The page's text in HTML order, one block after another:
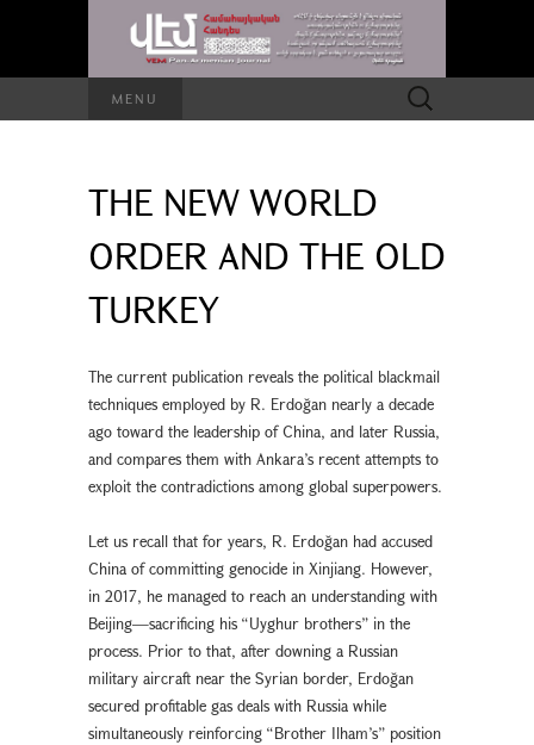
MENU
Search
for:
THE NEW WORLD
ORDER AND THE OLD
TURKEY
The current publication reveals the political blackmail
techniques employed by R. Erdoğan nearly a decade
ago toward the leadership of China, and later Russia,
and compares them with Ankara’s recent attempts to
exploit the contradictions among global superpowers.
Let us recall that for years, R. Erdoğan had accused
China of committing genocide in Xinjiang. However,
in 2017, he managed to reach an understanding with
Beijing—sacrificing his “Uyghur brothers” in the
process. Prior to that, after downing a Russian
military aircraft near the Syrian border, Erdoğan
secured profitable gas deals with Russia while
simultaneously reinforcing “Brother Ilham’s” position